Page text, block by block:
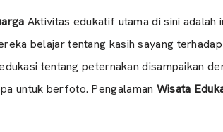
Aktivitas edukatif utama di sini adalah
belajar tentang kasih sayang
tentang peternakan disampaikan
untuk berfoto. Pengalaman Wisata